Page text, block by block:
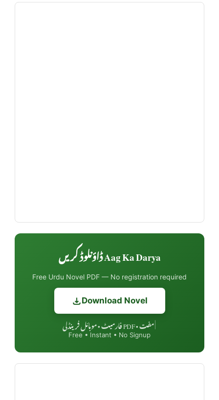
Aag Ka Darya ڈاؤنلوڈ کریں
Free Urdu Novel PDF — No registration required
Download Novel
مفت • PDF فارمیٹ • موبائل فرینڈلی
Free • Instant • No Signup